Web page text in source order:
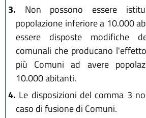
3. Non possono essere
popolazione inferiore a 10.000
essere disposte modifiche
comunali che producano
più Comuni ad avere
10.000 abitanti.
4. Le disposizioni del comma 3
caso di fusione di Comuni.